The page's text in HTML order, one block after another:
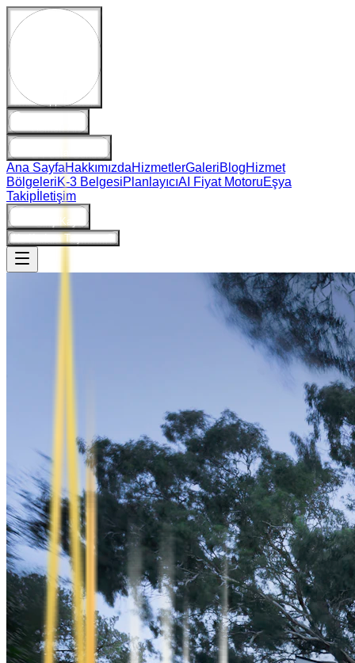
WhatsApp Destek
Ana SayfaHakkımızdaHizmetlerGaleriBlogHizmet
BölgeleriK-3 BelgesiPlanlayıcıAI Fiyat MotoruEşya
Takip İletişim
Giriş/Kayıt
Ne Kadara Taşınırım?